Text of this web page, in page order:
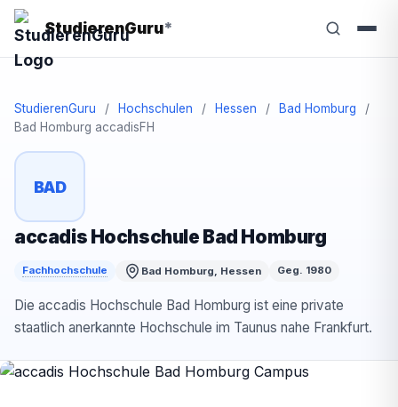
StudierenGuru*
StudierenGuru / Hochschulen / Hessen / Bad Homburg
/
Bad Homburg accadisFH
BAD
accadis Hochschule Bad Homburg
Fachhochschule Bad Homburg, Hessen Geg. 1980
Die accadis Hochschule Bad Homburg ist eine private
staatlich anerkannte Hochschule im Taunus nahe Frankfurt.